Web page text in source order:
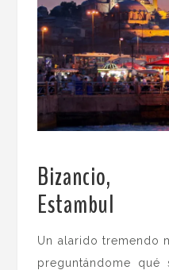
Bizancio,
Estambul
Un alarido tremendo
preguntándome qué